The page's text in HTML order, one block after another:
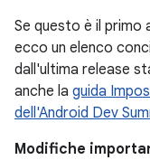
Se questo è il primo
ecco un elenco
dall'ultima release
anche la guida
dell'Android Dev
Modifiche